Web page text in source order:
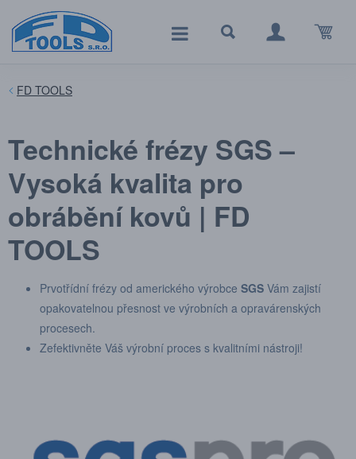
FD TOOLS
Technické frézy SGS –
Vysoká kvalita pro
obrábění kovů | FD
TOOLS
Prvotřídní frézy od amerického výrobce SGS Vám zajistí
opakovatelnou přesnost ve výrobních a opravárenských
procesech.
Zefektivněte Váš výrobní proces s kvalitními nástroji!